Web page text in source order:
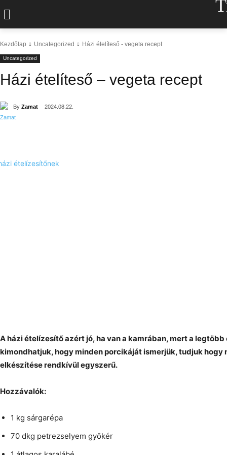
Kezdőlap Uncategorized Házi ételíteső - vegeta recept
Uncategorized
Házi ételíteső – vegeta recept
By Zamat 2024.08.22.
A házi ételízesítő azért jó, ha van a kamrában, mert a legtöbb
kimondhatjuk, hogy minden porcikáját ismerjük, tudjuk hogy
elkészítése rendkívül egyszerű.
Hozzávalók:
1 kg sárgarépa
70 dkg petrezselyem gyökér